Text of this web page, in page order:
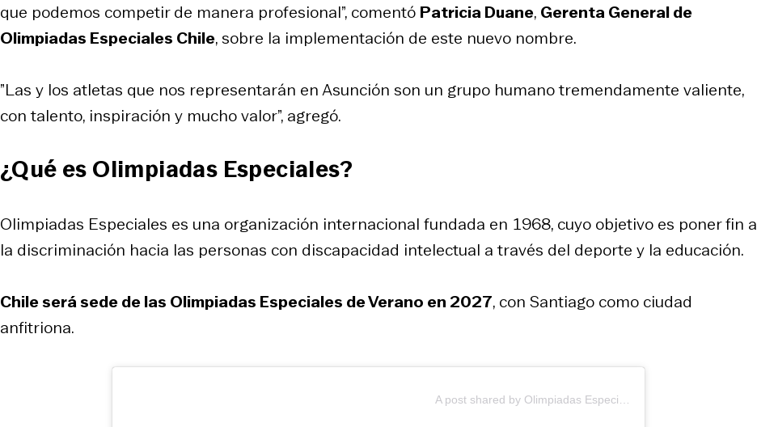
que podemos competir de manera profesional”, comentó Patricia Duane, Gerenta General de
Olimpiadas Especiales Chile, sobre la implementación de este nuevo nombre.
”Las y los atletas que nos representarán en Asunción son un grupo humano tremendamente valiente,
con talento, inspiración y mucho valor”, agregó.
¿Qué es Olimpiadas Especiales?
Olimpiadas Especiales es una organización internacional fundada en 1968, cuyo objetivo es poner fin a
la discriminación hacia las personas con discapacidad intelectual a través del deporte y la educación.
Chile será sede de las Olimpiadas Especiales de Verano en 2027, con Santiago como ciudad
anfitriona.